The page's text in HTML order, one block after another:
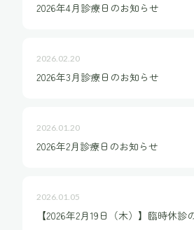
2026年4月診療日のお知らせ
2026.02.20
2026年3月診療日のお知らせ
2026.01.20
2026年2月診療日のお知らせ
2026.01.05
【2026年2月19日（木）】臨時休診